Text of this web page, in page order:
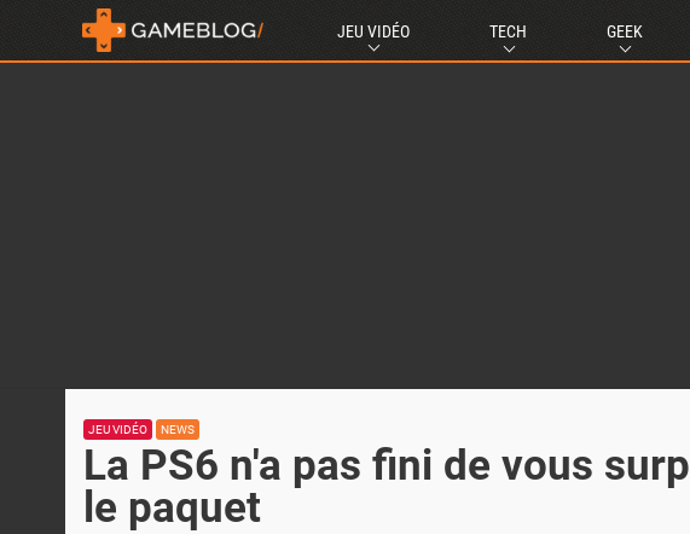
JEU VIDÉO TECH GEEK
JEU VIDÉO NEWS
La PS6 n'a pas fini de vous
le paquet